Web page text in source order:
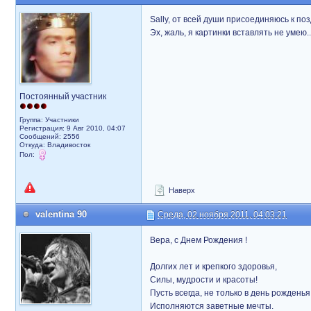
Постоянный участник
Группа: Участники
Регистрация: 9 Авг 2010, 04:07
Сообщений: 2556
Откуда: Владивосток
Пол:
Sally, от всей души присоединяюсь к
Эх, жаль, я картинки вставлять не
Наверх
valentina 90 Среда, 02 ноября 2011, 04:03:21
Вера, с Днем Рождения !
Долгих лет и крепкого здоровья,
Силы, мудрости и красоты!
Пусть всегда, не только в день
Исполняются заветные мечты.